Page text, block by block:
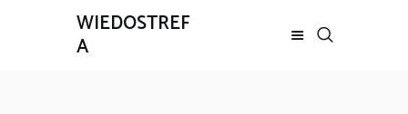
WIEDOSTREF
A